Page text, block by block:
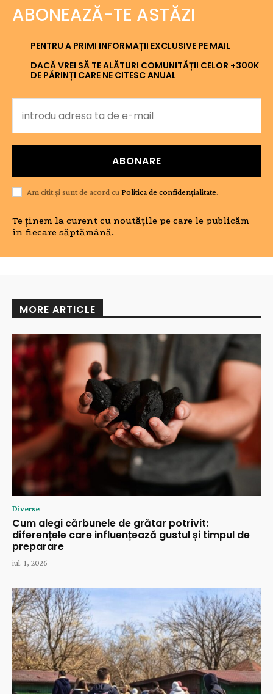
ABONEAZĂ-TE ASTĂZI
PENTRU A PRIMI INFORMAȚII EXCLUSIVE PE MAIL
DACĂ VREI SĂ TE ALĂTURI COMUNITĂȚII CELOR +300K
DE PĂRINȚI CARE NE CITESC ANUAL
ABONARE
Am citit și sunt de acord cu Politica de confidențialitate.
Te ținem la curent cu noutățile pe care le publicăm
în fiecare săptămână.
MORE ARTICLE
Diverse
Cum alegi cărbunele de grătar potrivit:
diferențele care influențează gustul și timpul de
preparare
iul. 1, 2026